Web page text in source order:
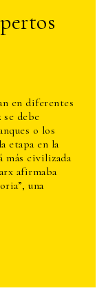
en diferentes
debe
o los
etapa en la
más civilizada
afirmaba
una